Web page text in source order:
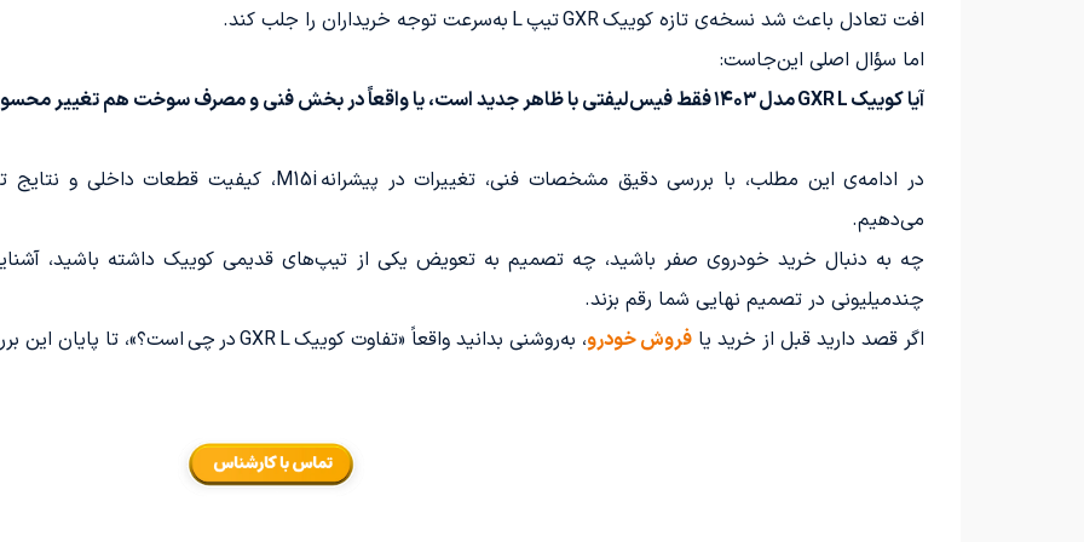
افت تعادل باعث شد نسخه‌ی تازه کوییک GXR تیپ L به‌سرعت توجه خریداران را جلب کند.
اما سؤال اصلی این‌جاست:
آیا کوییک GXR L مدل ۱۴۰۳ فقط فیس‌لیفتی با ظاهر جدید است، یا واقعاً در بخش فنی و مصرف سوخت هم تغییر محسوسی کرده؟
در ادامه‌ی این مطلب، با بررسی دقیق مشخصات فنی، تغییرات در پیشرانه M15i، کیفیت قطعات داخلی و نتایج تست رانندگی
می‌دهیم.
چند‌میلیونی در تصمیم نهایی شما رقم بزند.
اگر قصد دارید قبل از خرید یا فروش خودرو، به‌روشنی بدانید واقعاً «تفاوت کوییک GXR L در چی است؟»، تا پایان این بررسی دقیق از